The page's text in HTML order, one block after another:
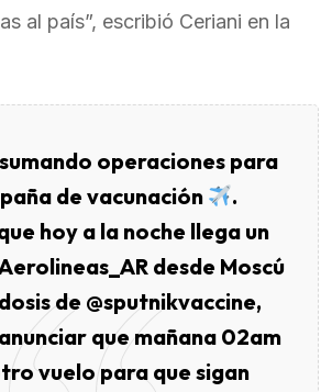
al país”, escribió Ceriani en la
operaciones para
de vacunación
.
hoy a la noche llega un
desde Moscú
de @sputnikvaccine,
que mañana 02am
vuelo para que sigan